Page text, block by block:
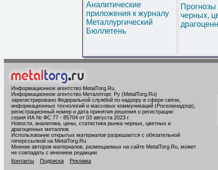
Аналитические
приложения к журналу
Металлургический
Бюллетень
черных,
Информационное агентство MetalTorg.Ru
Информационное агентство Металлторг. Ру (MetalTorg.Ru)
зарегистрировано Федеральной службой по надзору в сфере связи,
информационных технологий и массовых коммуникаций (Роскомнадзор),
регистрационный номер и дата принятия решения о регистрации:
серия ИА № ФС 77 - 85704 от 03 августа 2023 г.
Новости, аналитика, цены, статистика рынка черных, цветных и
драгоценных металлов.
Использование открытых материалов разрешается с обязательной
гиперссылкой на MetalTorg.Ru
Мнение авторов материалов, размещаемых на сайте MetalTorg.Ru, может
не совпадать с мнением редакции.
Контакты
Подписка Реклама